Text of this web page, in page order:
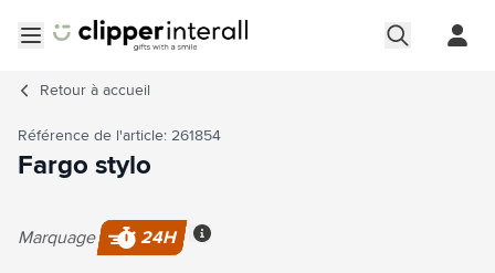
Retour à accueil
Référence de l'article: 261854
Fargo stylo
Marquage
24H